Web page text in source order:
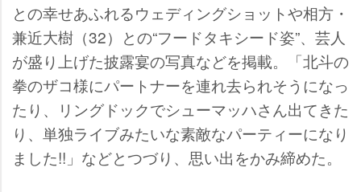
との幸せあふれるウェディングショットや相方・
兼近大樹（32）との“フードタキシード姿”、芸人
が盛り上げた披露宴の写真などを掲載。「北斗の
拳のザコ様にパートナーを連れ去られそうになっ
たり、リングドックでシューマッハさん出てきた
り、単独ライブみたいな素敵なパーティーになり
ました!!」などとつづり、思い出をかみ締めた。